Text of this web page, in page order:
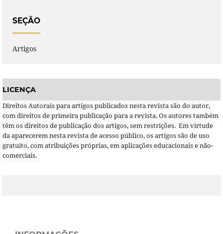
SEÇÃO
Artigos
LICENÇA
Direitos Autorais para artigos publicados nesta revista são do autor,
com direitos de primeira publicação para a revista. Os autores também
têm os direitos de publicação dos artigos, sem restrições. Em virtude
da aparecerem nesta revista de acesso público, os artigos são de uso
gratuito, com atribuições próprias, em aplicações educacionais e não-
comerciais.